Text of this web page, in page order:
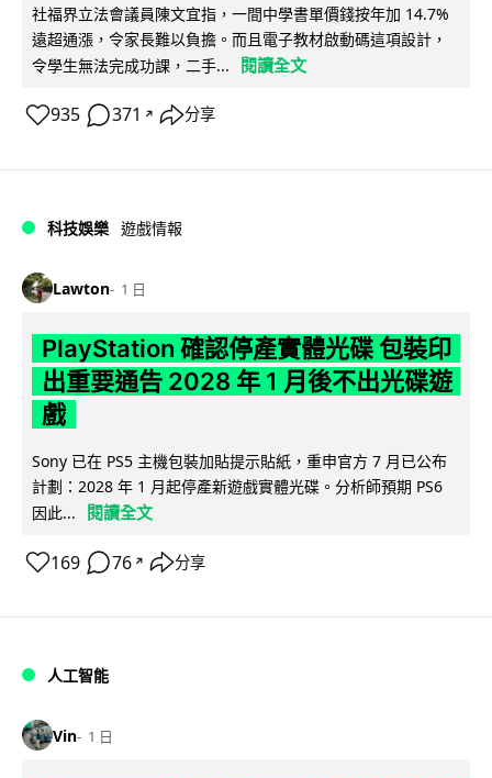
社福界立法會議員陳文宜指，一間中學書單價錢按年加 14.7%
遠超通漲，令家長難以負擔。而且電子教材啟動碼這項設計，
令學生無法完成功課，二手...
閱讀全文
935 371 ↗ 分享
科技娛樂 遊戲情報
Lawton 1 日
PlayStation 確認停產實體光碟 包裝印
出重要通告 2028 年 1 月後不出光碟遊
戲
Sony 已在 PS5 主機包裝加貼提示貼紙，重申官方 7 月已公布
計劃：2028 年 1 月起停產新遊戲實體光碟。分析師預期 PS6
因此...
閱讀全文
169 76 ↗ 分享
人工智能
Vin 1 日